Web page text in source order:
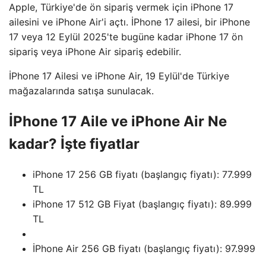
Apple, Türkiye'de ön sipariş vermek için iPhone 17
ailesini ve iPhone Air'i açtı. İPhone 17 ailesi, bir iPhone
17 veya 12 Eylül 2025'te bugüne kadar iPhone 17 ön
sipariş veya iPhone Air sipariş edebilir.
İPhone 17 Ailesi ve iPhone Air, 19 Eylül'de Türkiye
mağazalarında satışa sunulacak.
İPhone 17 Aile ve iPhone Air Ne
kadar? İşte fiyatlar
iPhone 17 256 GB fiyatı (başlangıç ​​fiyatı): 77.999
TL
iPhone 17 512 GB Fiyat (başlangıç ​​fiyatı): 89.999
TL
İPhone Air 256 GB fiyatı (başlangıç ​​fiyatı): 97.999